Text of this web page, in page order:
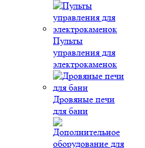
Пульты
управления для
электрокаменок
Дровяные печи
для бани